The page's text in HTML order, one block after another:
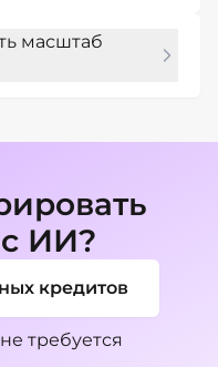
уровень и
масштаб
ИИ?
кредитов
требуется